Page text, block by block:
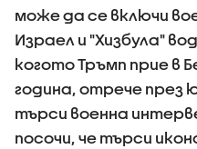
може да се включи
Израел и "Хизбула"
когото Тръмп прие в
година, отрече през
търси военна
посочи, че търси